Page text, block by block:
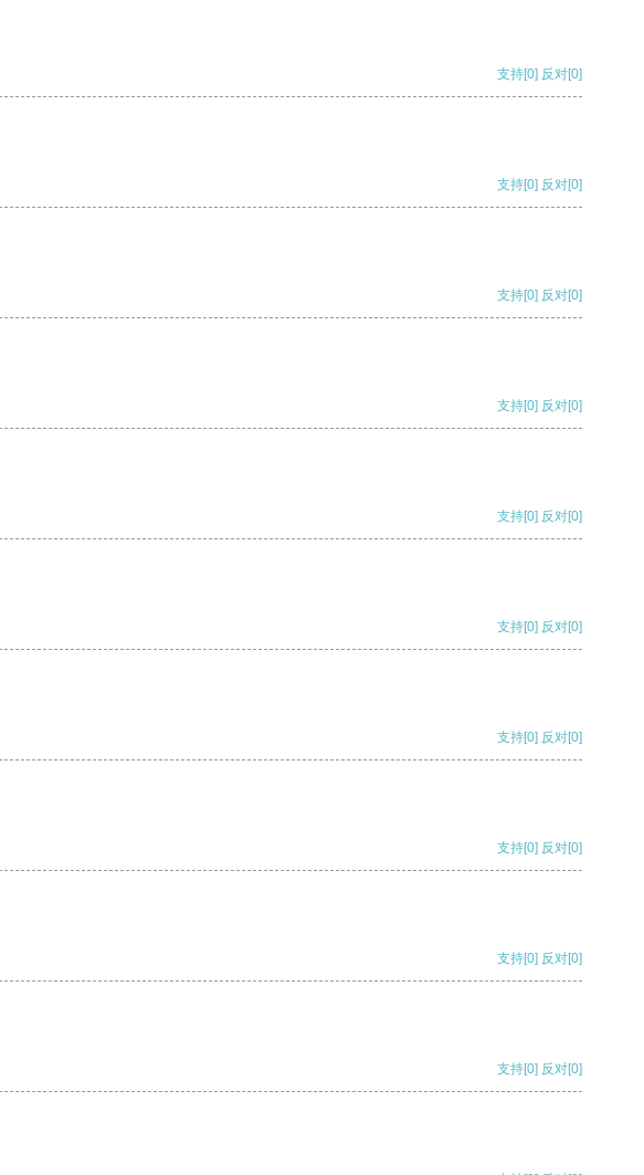
支持[0] 反对[0]
支持[0] 反对[0]
支持[0] 反对[0]
支持[0] 反对[0]
支持[0] 反对[0]
支持[0] 反对[0]
支持[0] 反对[0]
支持[0] 反对[0]
支持[0] 反对[0]
支持[0] 反对[0]